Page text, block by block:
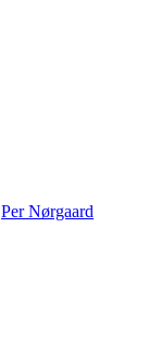
Per Nørgaard